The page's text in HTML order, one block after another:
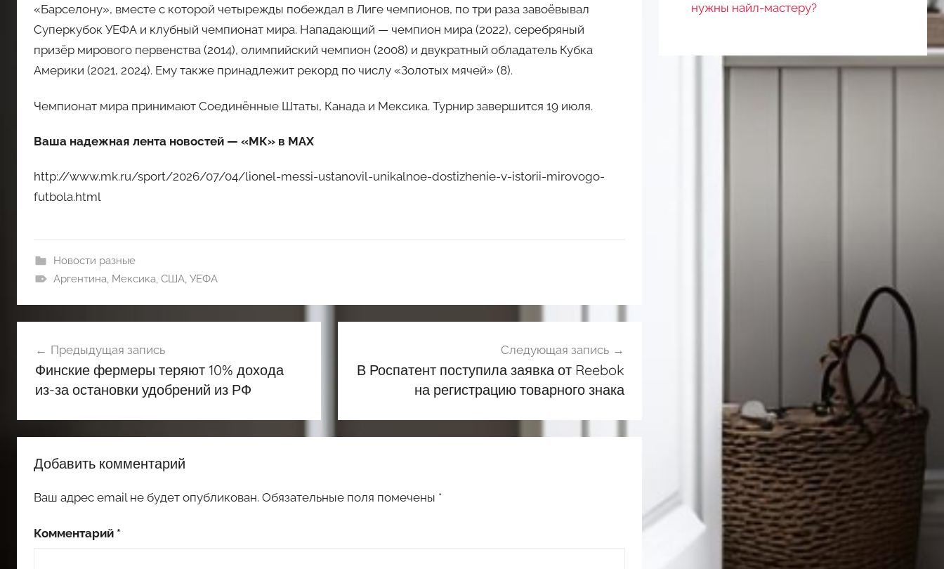
«Барселону», вместе с которой четырежды побеждал в Лиге чемпионов, по три раза завоёвывал
Суперкубок УЕФА и клубный чемпионат мира. Нападающий — чемпион мира (2022), серебряный
призёр мирового первенства (2014), олимпийский чемпион (2008) и двукратный обладатель Кубка
Америки (2021, 2024). Ему также принадлежит рекорд по числу «Золотых мячей» (8).
Чемпионат мира принимают Соединённые Штаты, Канада и Мексика. Турнир завершится 19 июля.
Ваша надежная лента новостей — «МК» в MAX
http://www.mk.ru/sport/2026/07/04/lionel-messi-ustanovil-unikalnoe-dostizhenie-v-istorii-mirovogo-
futbola.html
Новости разные
Аргентина, Мексика, США, УЕФА
по
записям
Предыдущая запись
Финские фермеры теряют 10% дохода
из-за остановки удобрений из РФ
Следующая запись
В Роспатент поступила заявка от Reebok
на регистрацию товарного знака
Добавить комментарий
Ваш адрес email не будет опубликован. Обязательные поля помечены *
Комментарий *
нужны найл-мастеру?